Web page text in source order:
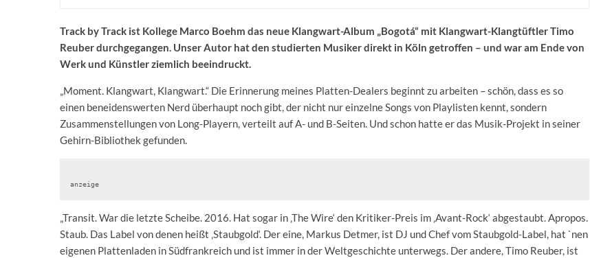
Track by Track ist Kollege Marco Boehm das neue Klangwart-Album „Bogotá“ mit Klangwart-Klangtüftler Timo
Reuber durchgegangen. Unser Autor hat den studierten Musiker direkt in Köln getroffen – und war am Ende von
Werk und Künstler ziemlich beeindruckt.
„Moment. Klangwart, Klangwart.“ Die Erinnerung meines Platten-Dealers beginnt zu arbeiten – schön, dass es so
einen beneidenswerten Nerd überhaupt noch gibt, der nicht nur einzelne Songs von Playlisten kennt, sondern
Zusammenstellungen von Long-Playern, verteilt auf A- und B-Seiten. Und schon hatte er das Musik-Projekt in seiner
Gehirn-Bibliothek gefunden.
anzeige
„Transit. War die letzte Scheibe. 2016. Hat sogar in ‚The Wire‘ den Kritiker-Preis im ‚Avant-Rock‘ abgestaubt. Apropos.
Staub. Das Label von denen heißt ‚Staubgold‘. Der eine, Markus Detmer, ist DJ und Chef vom Staubgold-Label, hat `nen
eigenen Plattenladen in Südfrankreich und ist immer in der Weltgeschichte unterwegs. Der andere, Timo Reuber, ist